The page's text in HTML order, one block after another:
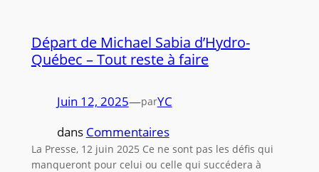
Départ de Michael Sabia d’Hydro-
Québec – Tout reste à faire
Juin 12, 2025—parYC
dans Commentaires
La Presse, 12 juin 2025 Ce ne sont pas les défis qui
manqueront pour celui ou celle qui succédera à